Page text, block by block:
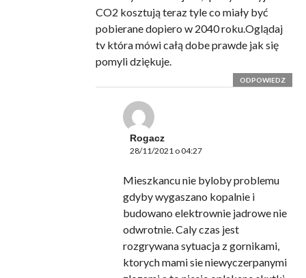
CO2 kosztują teraz tyle co miały być
pobierane dopiero w 2040 roku.Oglądaj
tv która mówi całą dobe prawde jak się
pomyli dziękuje.
ODPOWIEDZ
Rogacz
28/11/2021 o 04:27
Mieszkancu nie byloby problemu
gdyby wygaszano kopalnie i
budowano elektrownie jadrowe nie
odwrotnie. Caly czas jest
rozgrywana sytuacja z gornikami,
ktorych mami sie niewyczerpanymi